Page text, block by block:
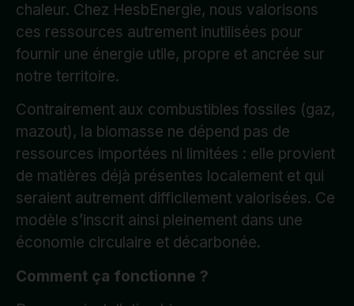
chaleur. Chez HesbEnergie, nous valorisons
ces ressources autrement inutilisées pour
fournir une énergie utile, propre et ancrée sur
notre territoire.
Contrairement aux combustibles fossiles (gaz,
mazout), la biomasse ne dépend pas de
ressources importées ni limitées : elle provient
de matières déjà présentes localement et qui
seraient autrement difficilement valorisées. Ce
modèle s’inscrit ainsi pleinement dans une
économie circulaire et décarbonée.
Comment ça fonctionne ?